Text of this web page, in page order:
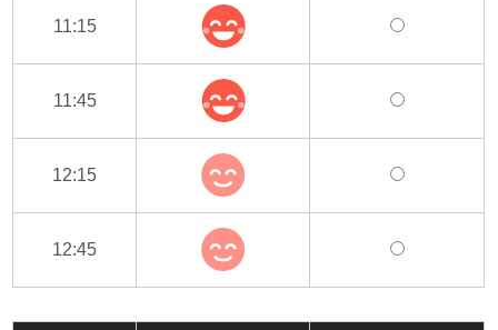
11:15
11:45
12:15
12:45